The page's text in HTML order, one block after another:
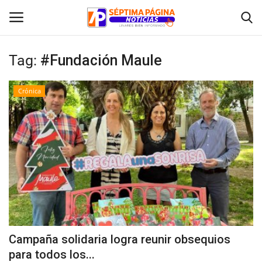
Inicio
Crónica
Policial
Tribunales
Deporte
Política
Espectáculos
Tag: #Fundación Maule
Crónica
Campaña solidaria logra reunir obsequios
para todos los...